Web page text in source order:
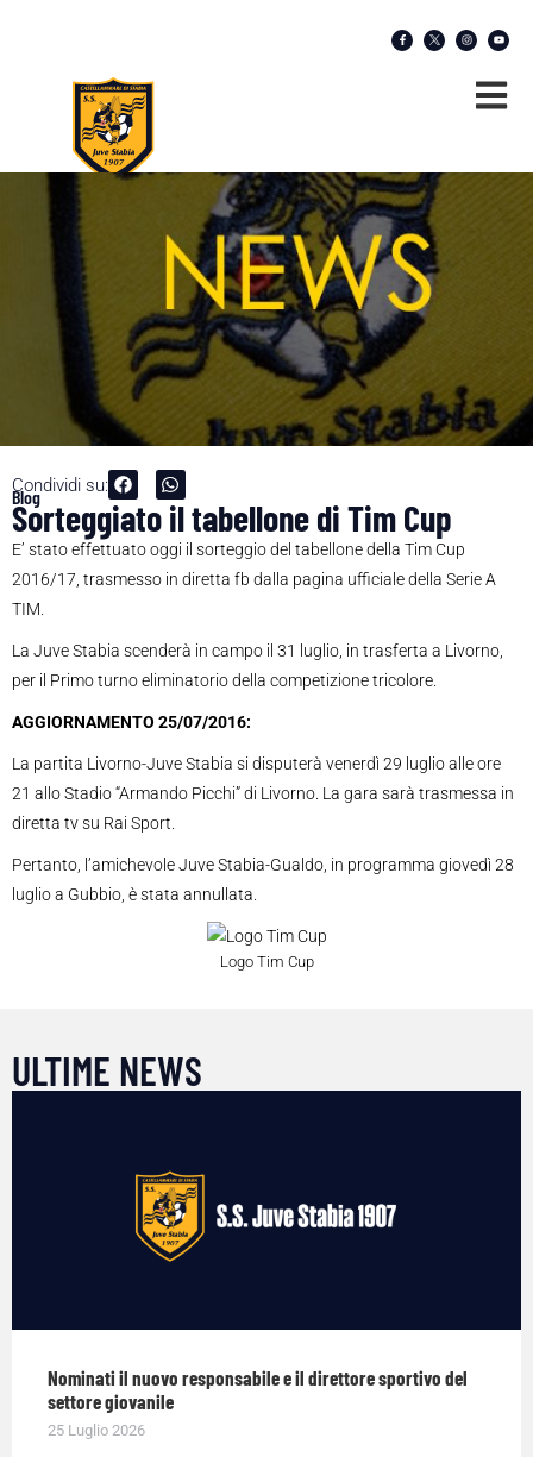
Condividi su:
Blog
Sorteggiato il tabellone di Tim Cup
E’ stato effettuato oggi il sorteggio del tabellone della Tim Cup
2016/17, trasmesso in diretta fb dalla pagina ufficiale della Serie A
TIM.
La Juve Stabia scenderà in campo il 31 luglio, in trasferta a Livorno,
per il Primo turno eliminatorio della competizione tricolore.
AGGIORNAMENTO 25/07/2016:
La partita Livorno-Juve Stabia si disputerà venerdì 29 luglio alle ore
21 allo Stadio “Armando Picchi” di Livorno. La gara sarà trasmessa in
diretta tv su Rai Sport.
Pertanto, l’amichevole Juve Stabia-Gualdo, in programma giovedì 28
luglio a Gubbio, è stata annullata.
Logo Tim Cup
ULTIME NEWS
Nominati il nuovo responsabile e il direttore sportivo del
settore giovanile
25 Luglio 2026